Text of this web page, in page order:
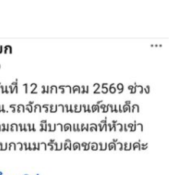
ดับ
กว่า
200
ครัว
เรือน
หนี
ตาย
แขน
ขา
หวิด